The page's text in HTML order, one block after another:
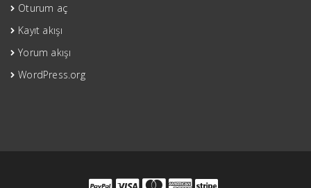
Oturum aç
Kayıt akışı
Yorum akışı
WordPress.org